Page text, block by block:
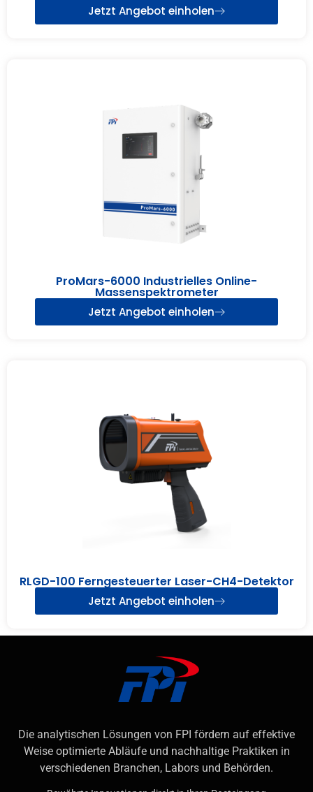
Jetzt Angebot einholen
ProMars-6000 Industrielles Online-
Massenspektrometer
Jetzt Angebot einholen
RLGD-100 Ferngesteuerter Laser-CH4-Detektor
Jetzt Angebot einholen
Die analytischen Lösungen von FPI fördern auf effektive
Weise optimierte Abläufe und nachhaltige Praktiken in
verschiedenen Branchen, Labors und Behörden.